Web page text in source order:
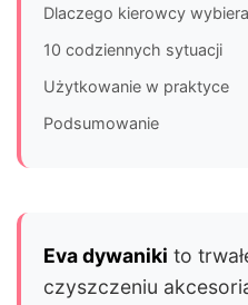
Dlaczego kierowcy
10 codziennych sytuacji
Użytkowanie w praktyce
Podsumowanie
Eva dywaniki to
czyszczeniu